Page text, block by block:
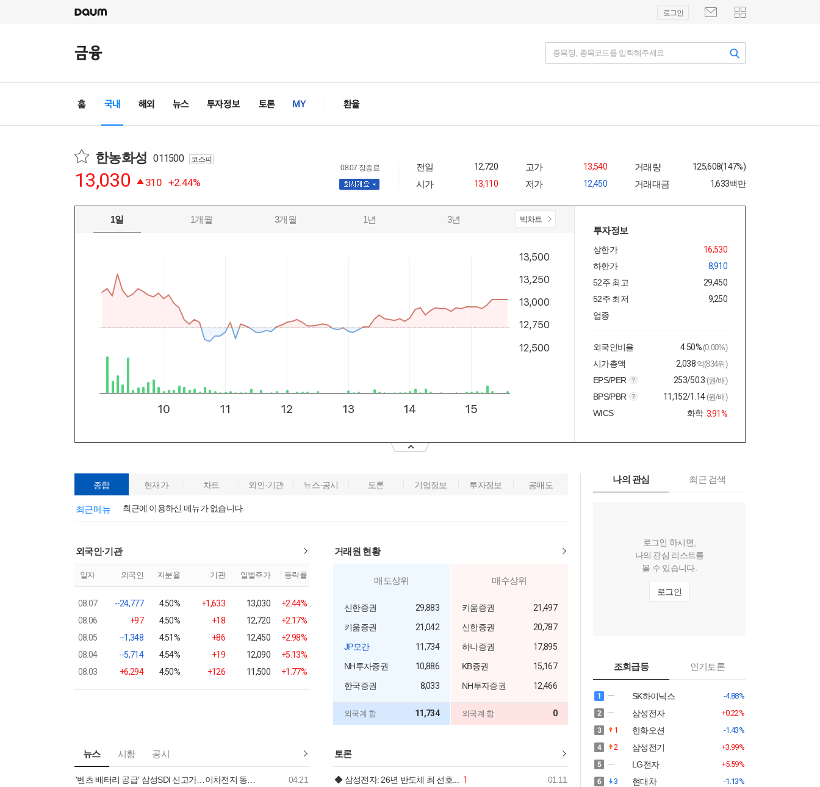
로그인
종목명, 종목코드를 입력해주세요
한농화성 011500 코스피
13,030 310 +2.44%
08.07 장종료 전일 12,720 고가 13,540 거래량 125,608(147%)
시가 13,110 저가 12,450 거래대금 1,633백만
1일 1개월 3개월 1년 3년 빅차트
투자정보
상한가
16,530
하한가
8,910
52주 최고
29,450
52주 최저
9,250
업종
외국인비율 4.50% (0.00%)
시가총액 2,038 억(834위)
EPS/PER 253/50.3 (원/배)
BPS/PBR 11,152/1.14 (원/배)
WICS 화학 3.91%
종합 현재가 차트 외인·기관 뉴스·공시 토론 기업정보 투자정보 공매도
최근메뉴 최근에 이용하신 메뉴가 없습니다.
외국인·기관
일자 외국인 지분율 기관 일별주가 등락률
08.07 --24,777 4.50% +1,633 13,030
+2.44%
08.06
+97 4.50% +18 12,720
+2.17%
08.05
--1,348 4.51% +86 12,450
+2.98%
08.04
--5,714 4.54% +19 12,090
+5.13%
08.03
+6,294 4.50% +126 11,500 +1.77%
거래원 현황
매도상위
신한증권
29,883
키움증권
21,042
JP모간
11,734
NH투자증권
10,886
한국증권
8,033
외국계 합 11,734
매수상위
키움증권
21,497
신한증권
20,787
하나증권
17,895
KB증권
15,167
NH투자증권
12,466
외국계 합 0
뉴스 시황 공시
04.21
토론
◆ 삼성전자: 26년 반도체 최 선호... 1
01.11
나의 관심 최근 검색
로그인 하시면,
나의 관심 리스트를
볼 수 있습니다.
로그인
조회급등 인기토론
SK하이닉스 -4.88%
삼성전자
+0.22%
1
한화오션
-1.43%
2
삼성전기 +3.99%
LG전자
+5.59%
3
현대차 -1.13%